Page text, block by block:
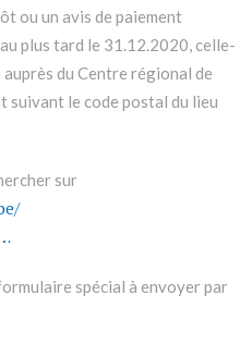
ou un avis de paiement
plus tard le 31.12.2020, celle-
du Centre régional de
suivant le code postal du lieu
sur
spécial à envoyer par